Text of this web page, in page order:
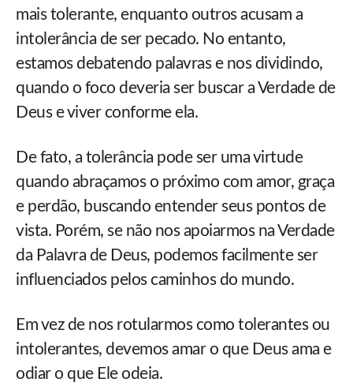
mais tolerante, enquanto outros acusam a
intolerância de ser pecado. No entanto,
estamos debatendo palavras e nos dividindo,
quando o foco deveria ser buscar a Verdade de
Deus e viver conforme ela.
De fato, a tolerância pode ser uma virtude
quando abraçamos o próximo com amor, graça
e perdão, buscando entender seus pontos de
vista. Porém, se não nos apoiarmos na Verdade
da Palavra de Deus, podemos facilmente ser
influenciados pelos caminhos do mundo.
Em vez de nos rotularmos como tolerantes ou
intolerantes, devemos amar o que Deus ama e
odiar o que Ele odeia.